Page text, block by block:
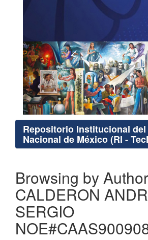
Repositorio Institucional
Nacional de México (RI -
Browsing by Author
CALDERON
SERGIO